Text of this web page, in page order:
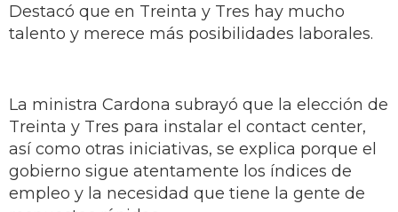
Destacó que en Treinta y Tres hay mucho
talento y merece más posibilidades laborales.
La ministra Cardona subrayó que la elección de
Treinta y Tres para instalar el contact center,
así como otras iniciativas, se explica porque el
gobierno sigue atentamente los índices de
empleo y la necesidad que tiene la gente de